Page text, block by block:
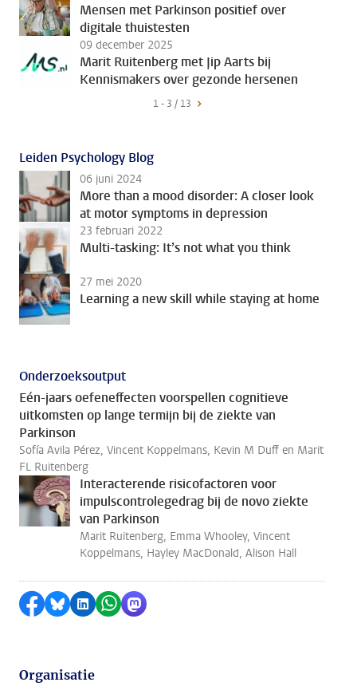
Mensen met Parkinson positief over
digitale thuistesten
09 december 2025
Marit Ruitenberg met Jip Aarts bij
Kennismakers over gezonde hersenen
1 - 3 / 13
Leiden Psychology Blog
06 juni 2024
More than a mood disorder: A closer look
at motor symptoms in depression
23 februari 2022
Multi-tasking: It’s not what you think
27 mei 2020
Learning a new skill while staying at home
Onderzoeksoutput
Eén-jaars oefeneffecten voorspellen cognitieve
uitkomsten op lange termijn bij de ziekte van
Parkinson
Sofía Avila Pérez, Vincent Koppelmans, Kevin M Duff en Marit
FL Ruitenberg
Interacterende risicofactoren voor
impulscontrolegedrag bij de novo ziekte
van Parkinson
Marit Ruitenberg, Emma Whooley, Vincent
Koppelmans, Hayley MacDonald, Alison Hall
Delen op Facebook
Delen via Bluesky
Delen op LinkedIn
Delen via WhatsApp
Delen via Mastodon
Organisatie